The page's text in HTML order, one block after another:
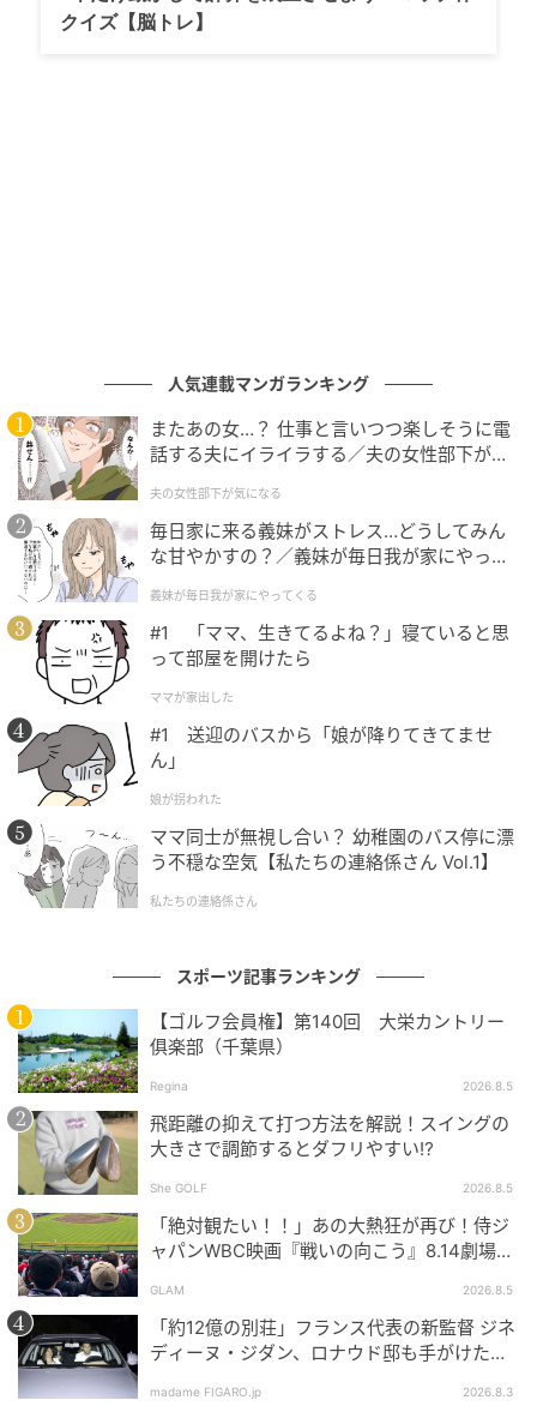
クイズ【脳トレ】
人気連載マンガランキング
またあの女…？ 仕事と言いつつ楽しそうに電
話する夫にイライラする／夫の女性部下が気
夫の女性部下が気になる
毎日家に来る義妹がストレス…どうしてみん
な甘やかすの？／義妹が毎日我が家にやって
が】
義妹が毎日我が家にやってくる
#1 「ママ、生きてるよね？」寝ていると思
って部屋を開けたら
ママが家出した
#1 送迎のバスから「娘が降りてきてませ
ん」
娘が拐われた
ママ同士が無視し合い？ 幼稚園のバス停に漂
う不穏な空気【私たちの連絡係さん Vol.1】
私たちの連絡係さん
スポーツ記事ランキング
【ゴルフ会員権】第140回 大栄カントリー
俱楽部（千葉県）
Regina 2026.8.5
飛距離の抑えて打つ方法を解説！スイングの
大きさで調節するとダフリやすい⁉
She GOLF 2026.8.5
「絶対観たい！！」あの大熱狂が再び！侍ジ
ャパンWBC映画『戦いの向こう』8.14劇場公
GLAM 2026.8.5
「約12億の別荘」フランス代表の新監督 ジネ
ディーヌ・ジダン、ロナウド邸も手がけた人
madame FIGARO.jp 2026.8.3